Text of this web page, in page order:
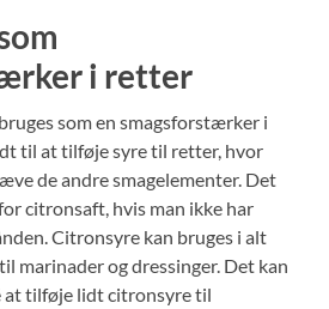
i retter
som en smagsforstærker i
til at tilføje syre til retter, hvor
de andre smagelementer. Det
citronsaft, hvis man ikke har
Citronsyre kan bruges i alt
marinader og dressinger. Det kan
at tilføje lidt citronsyre til